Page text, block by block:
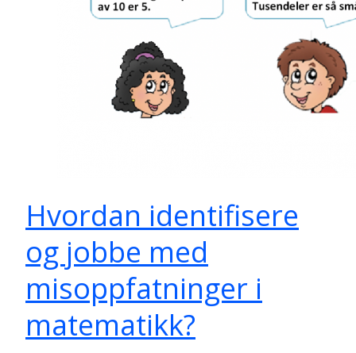
Hvordan identifisere
og jobbe med
misoppfatninger i
matematikk?